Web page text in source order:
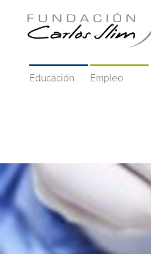
Educación Empleo